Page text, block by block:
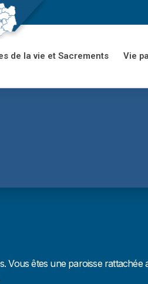
de la vie et Sacrements Vie
Vous êtes une paroisse